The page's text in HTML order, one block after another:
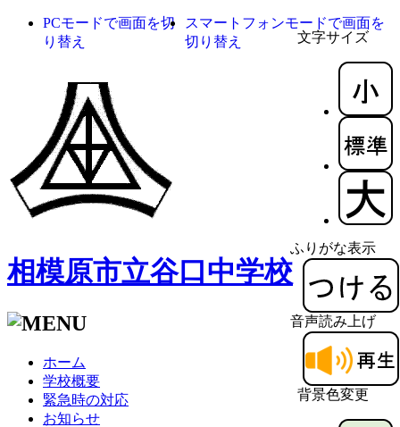
文字サイズ
ふりがな表示
音声読み上げ
背景色変更
PCモードで画面を切
り替え
スマートフォンモードで画面を
切り替え
相模原市立谷口中学校
ホーム
学校概要
緊急時の対応
お知らせ